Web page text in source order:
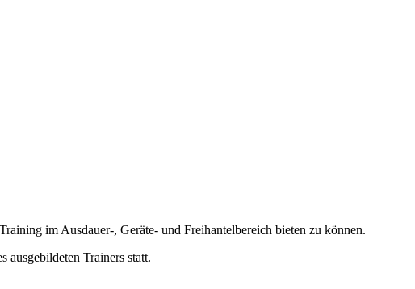
im Ausdauer-, Geräte- und Freihantelbereich bieten zu können.
ausgebildeten Trainers statt.